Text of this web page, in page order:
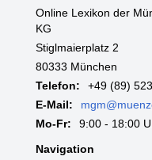
Online Lexikon der
KG
Stiglmaierplatz 2
80333 München
Telefon:
+49 (89)
E-Mail:
Mo-Fr:
9:00 - 18:00
Navigation